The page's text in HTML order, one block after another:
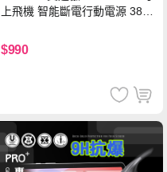
上飛機 智能斷電行動電源 38.5
灣BSMI/中國CCC/歐美CE/FCC
認證
$990